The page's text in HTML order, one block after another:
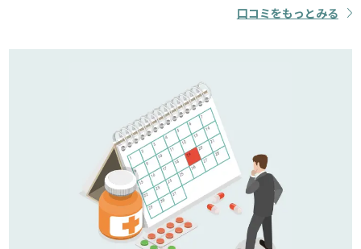
口コミをもっとみる